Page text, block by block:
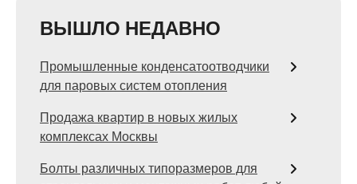
ВЫШЛО НЕДАВНО
Промышленные конденсатоотводчики
для паровых систем отопления
Продажа квартир в новых жилых
комплексах Москвы
Болты различных типоразмеров для